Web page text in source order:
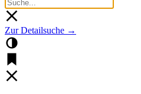
Zur Detailsuche →